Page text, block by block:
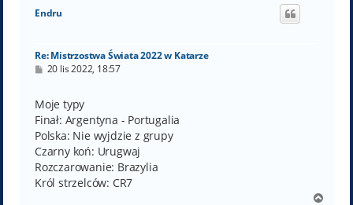
Endru
Re: Mistrzostwa Świata 2022 w Katarze
P
t
20 lis 2022, 18:57
Moje typy
Finał: Argentyna - Portugalia
Polska: Nie wyjdzie z grupy
Czarny koń: Urugwaj
Rozczarowanie: Brazylia
Król strzelców: CR7